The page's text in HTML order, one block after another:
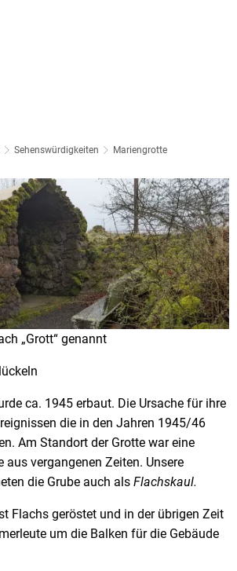
Sehenswürdigkeiten Mariengrotte
„Grott“ genannt
ca. 1945 erbaut. Die Ursache für ihre
die in den Jahren 1945/46
Am Standort der Grotte war eine
aus vergangenen Zeiten. Unsere
die Grube auch als Flachskaul.
Flachs geröstet und in der übrigen Zeit
um die Balken für die Gebäude